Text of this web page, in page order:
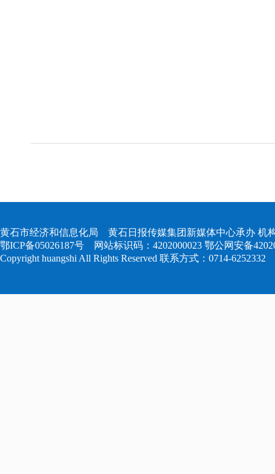
黄石市经济和信息化局 黄石日报传媒集团新媒体中心承办 机
鄂ICP备05026187号 网站标识码：4202000023 鄂公网安备
Copyright huangshi All Rights Reserved 联系方式：0714-6252332